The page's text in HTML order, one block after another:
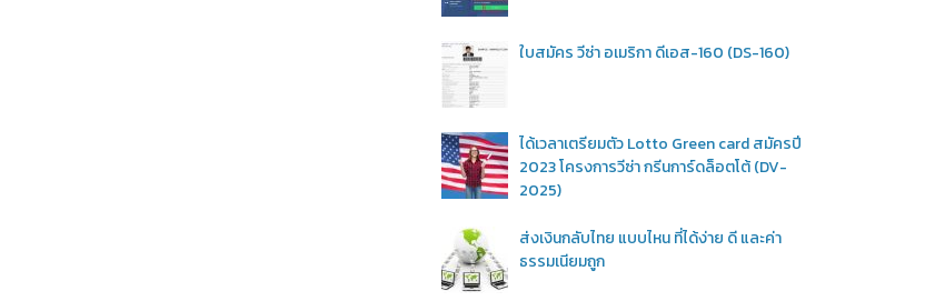
ใบสมัคร วีซ่า อเมริกา ดีเอส-160 (DS-160)
ได้เวลาเตรียมตัว Lotto Green card สมัครปี
2023 โครงการวีซ่า กรีนการ์ดล็อตโต้ (DV-
2025)
ส่งเงินกลับไทย แบบไหน ที่ได้ง่าย ดี และค่า
ธรรมเนียมถูก